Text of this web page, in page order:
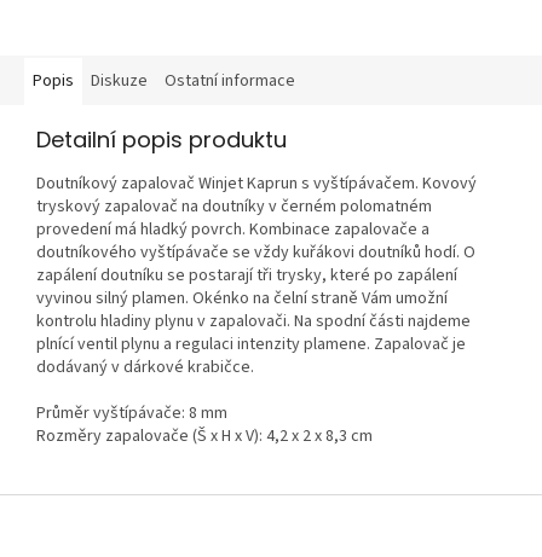
Popis Diskuze Ostatní informace
Detailní popis produktu
Doutníkový zapalovač Winjet Kaprun s vyštípávačem. Kovový
tryskový zapalovač na doutníky v černém polomatném
provedení má hladký povrch. Kombinace zapalovače a
doutníkového vyštípávače se vždy kuřákovi doutníků hodí. O
zapálení doutníku se postarají tři trysky, které po zapálení
vyvinou silný plamen. Okénko na čelní straně Vám umožní
kontrolu hladiny plynu v zapalovači. Na spodní části najdeme
plnící ventil plynu a regulaci intenzity plamene. Zapalovač je
dodávaný v dárkové krabičce.
Průměr vyštípávače: 8 mm
Rozměry zapalovače (Š x H x V): 4,2 x 2 x 8,3 cm
Z